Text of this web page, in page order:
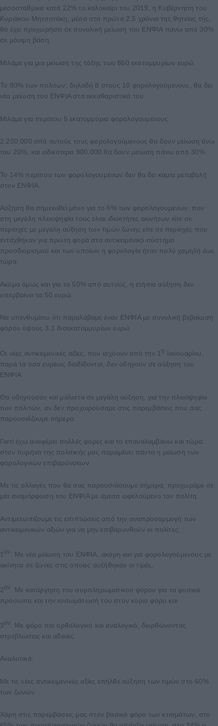
μεσοσταθμικά κατά 22% το καλοκαίρι του 2019, η Κυβέρνηση του
Κυριάκου Μητσοτάκη, μέσα στα πρώτα 2,5 χρόνια της θητείας της,
θα έχει προχωρήσει σε συνολική μείωση του ΕΝΦΙΑ πάνω από 30%
σε μόνιμη βάση.
Μιλάμε για μια μείωση της τάξης των 860 εκατομμυρίων ευρώ.
Το 80% των πολιτών, δηλαδή 8 στους 10 φορολογούμενους, θα δει
νέα μείωση του ΕΝΦΙΑ στα εκκαθαριστικά του.
Μιλάμε για περίπου 5 εκατομμύρια φορολογουμένους.
2.200.000 από αυτούς τους φορολογούμενους θα δουν μείωση άνω
του 20%, και ειδικότερα 900.000 θα δουν μείωση πάνω από 30%.
Το 14% περίπου των φορολογουμένων δεν θα δει καμία μεταβολή
στον ΕΝΦΙΑ.
Αύξηση θα σημειωθεί μόνο για το 6% των φορολογουμένων, που
στη μεγάλη πλειοψηφία τους είναι ιδιοκτήτες ακινήτων είτε σε
περιοχές με μεγάλη αύξηση των τιμών ζώνης είτε σε περιοχές που
εντάχθηκαν για πρώτη φορά στο αντικειμενικό σύστημα
προσδιορισμού και των οποίων η φορολογία ήταν πολύ χαμηλή έως
τώρα.
Ακόμα όμως και για το 50% από αυτούς, η ετήσια αύξηση δεν
υπερβαίνει τα 50 ευρώ.
Να υπενθυμίσω ότι παραλάβαμε έναν ΕΝΦΙΑ με συνολική βεβαίωση
φόρου ύψους 3,1 δισεκατομμυρίων ευρώ.
Οι νέες αντικειμενικές αξίες, που ισχύουν από την 1 η
Ιανουαρίου,
παρά τα όσα ευρέως διαδίδονται, δεν οδηγούν σε αύξηση του
ΕΝΦΙΑ.
Θα οδηγούσαν και μάλιστα σε μεγάλη αύξηση, για την πλειοψηφία
των πολιτών, αν δεν προχωρούσαμε στις παρεμβάσεις που σας
παρουσιάζουμε σήμερα.
Γιατί έχω αναφέρει πολλές φορές και το επαναλαμβάνω και τώρα:
στον πυρήνα της πολιτικής μας παραμένει πάντα η μείωση των
φορολογικών επιβαρύνσεων.
Με τις αλλαγές που θα σας παρουσιάσουμε σήμερα, προχωράμε σε
μία αναμόρφωση του ΕΝΦΙΑ με άμεσα ωφελούμενο τον πολίτη.
Αντιμετωπίζουμε τις επιπτώσεις από την αναπροσαρμογή των
αντικειμενικών αξιών για να μην επιβαρυνθούν οι πολίτες:
1 ον
. Με νέα μείωση του ΕΝΦΙΑ, ακόμη και για φορολογούμενους με
ακίνητα σε ζώνες στις οποίες αυξήθηκαν οι τιμές,
2ον
. Με κατάργηση του συμπληρωματικού φόρου για τα φυσικά
πρόσωπα και την ενσωμάτωσή του στον κύριο φόρο και
3ον
. Με φόρο πιο ορθολογικό και αναλογικό, διορθώνοντας
στρεβλώσεις και αδικίες.
Αναλυτικά:
Με τις νέες αντικειμενικές αξίες επήλθε αύξηση των τιμών στο 60%
των ζωνών.
Χάρη στις παρεμβάσεις μας στον βασικό φόρο των κτισμάτων, στο